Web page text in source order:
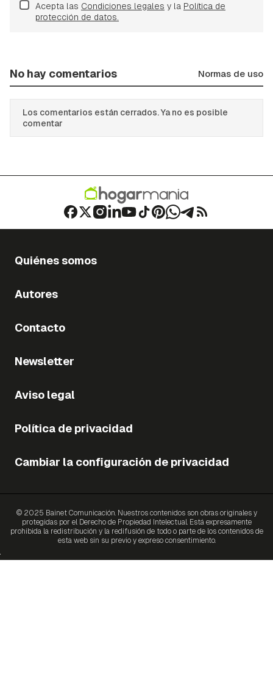
Acepta las Condiciones legales y la Política de
protección de datos.
No hay comentarios Normas de uso
Los comentarios están cerrados. Ya no es posible
comentar
Quiénes somos
Autores
Contacto
Newsletter
Aviso legal
Política de privacidad
Cambiar la configuración de privacidad
© 2025 Bainet Comunicación. Nuestros contenidos son obras originales y
protegidas por el Derecho de Propiedad Intelectual. Está expresamente
prohibida la redistribución y la redifusión de todo o parte de los contenidos de
esta web sin su previo y expreso consentimiento.